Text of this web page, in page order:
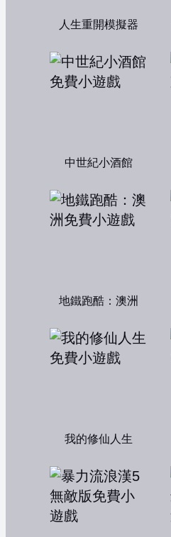
人生重開模擬器
中世紀小酒館
地鐵跑酷：澳洲
我的修仙人生